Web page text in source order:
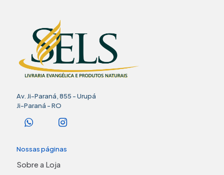
Av. Ji-Paraná, 855 - Urupá
Ji-Paraná - RO
Nossas páginas
Sobre a Loja